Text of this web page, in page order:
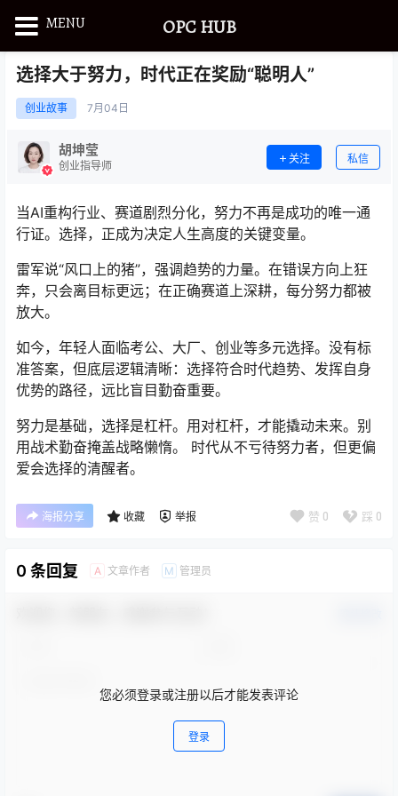
选择大于努力，时代正在奖励“聪明人”
创业故事 7月 04日
胡坤莹
创业指导师
关注 私信
当AI重构行业、赛道剧烈分化，努力不再是成功的唯一通
行证。选择，正成为决定人生高度的关键变量。
雷军说“风口上的猪”，强调趋势的力量。在错误方向上狂
奔，只会离目标更远；在正确赛道上深耕，每分努力都被
放大。
如今，年轻人面临考公、大厂、创业等多元选择。没有标
准答案，但底层逻辑清晰：选择符合时代趋势、发挥自身
优势的路径，远比盲目勤奋重要。
努力是基础，选择是杠杆。用对杠杆，才能撬动未来。别
用战术勤奋掩盖战略懒惰。 时代从不亏待努力者，但更偏
爱会选择的清醒者。
海报分享 收藏 举报 赞 0 踩 0
0 条回复 A 文章作者 M 管理员
您必须登录或注册以后才能发表评论
登录
MENU OPC HUB